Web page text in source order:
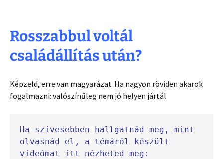
Rosszabbul voltál
családállítás után?
Képzeld, erre van magyarázat. Ha nagyon röviden akarok
fogalmazni: valószínűleg nem jó helyen jártál.
Ha szívesebben hallgatnád meg, mint
olvasnád el, a témáról készült
videómat itt nézheted meg: